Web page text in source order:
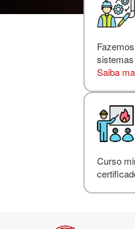
Saiba
Curso